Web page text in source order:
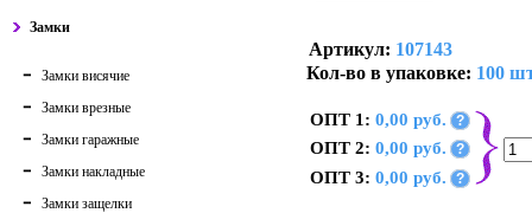
Замки
Замки висячие
Замки врезные
Замки гаражные
Замки накладные
Замки защелки
Артикул: 107143
Кол-во в упаковке: 100
ОПТ 1: 0,00 руб. ?
ОПТ 2: 0,00 руб. ?
ОПТ 3: 0,00 руб. ?